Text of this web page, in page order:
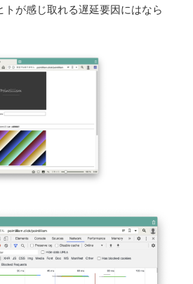
トが感じ取れる遅延要因にはなら